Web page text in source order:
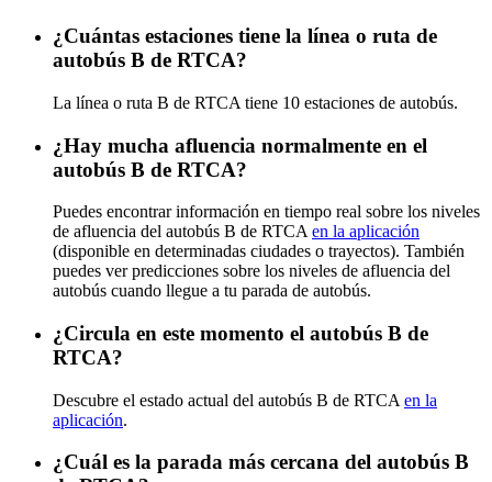
¿Cuántas estaciones tiene la línea o ruta de
autobús B de RTCA?
La línea o ruta B de RTCA tiene 10 estaciones de autobús.
¿Hay mucha afluencia normalmente en el
autobús B de RTCA?
Puedes encontrar información en tiempo real sobre los niveles
de afluencia del autobús B de RTCA en la aplicación
(disponible en determinadas ciudades o trayectos). También
puedes ver predicciones sobre los niveles de afluencia del
autobús cuando llegue a tu parada de autobús.
¿Circula en este momento el autobús B de
RTCA?
Descubre el estado actual del autobús B de RTCA en la
aplicación.
¿Cuál es la parada más cercana del autobús B